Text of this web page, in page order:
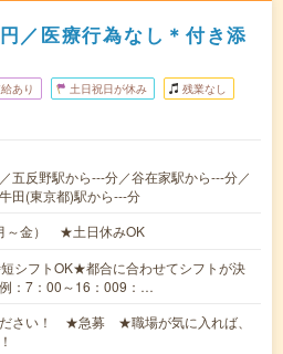
／医療行為なし＊付き添
あり 土日祝日が休み 残業なし
五反野駅から---分／谷在家駅から---分／
田(東京都)駅から---分
～金） ★土日休みOK
シフトOK★都合に合わせてシフトが決
：7：00～16：009：…
ださい！ ★急募 ★職場が気に入れば、